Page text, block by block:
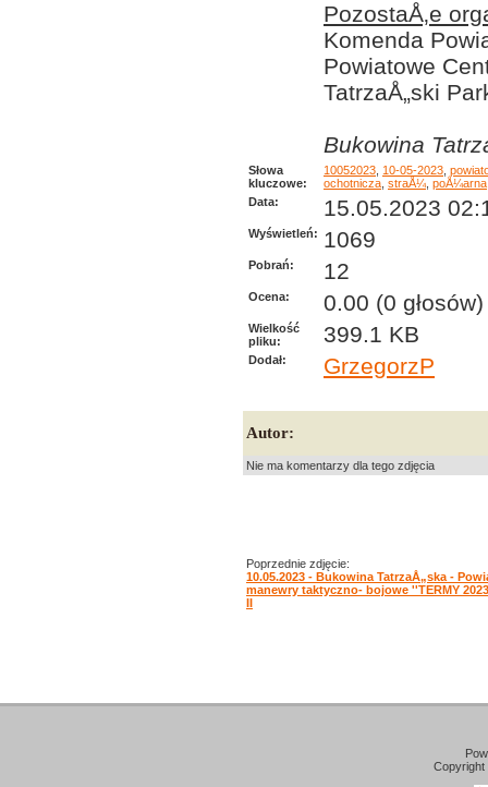
PozostaÅ‚e
Komenda
Powiatowe
TatrzaÅ„ski
Bukowina
Słowa
kluczowe:
10052023 10-05-2023
ochotnicza straÅ¼ poÅ¼arna
Data:
15.05.2023
Wyświetleń: 1069
Pobrań: 12
Ocena: 0.00 (0 głosów)
Wielkość
pliku:
399.1 KB
Dodał: GrzegorzP
Autor:
Nie ma komentarzy dla tego zdjęcia
Poprzednie zdjęcie:
10.05.2023 - Bukowina TatrzaÅ„ska -
manewry taktyczno- bojowe ''TERMY
II